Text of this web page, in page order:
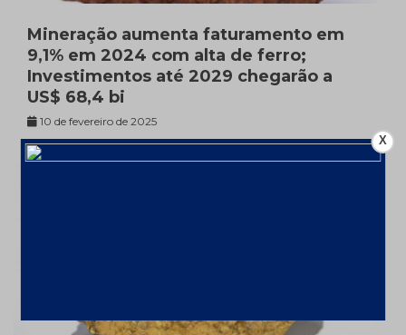
Mineração aumenta faturamento em
9,1% em 2024 com alta de ferro;
Investimentos até 2029 chegarão a
US$ 68,4 bi
10 de fevereiro de 2025
X